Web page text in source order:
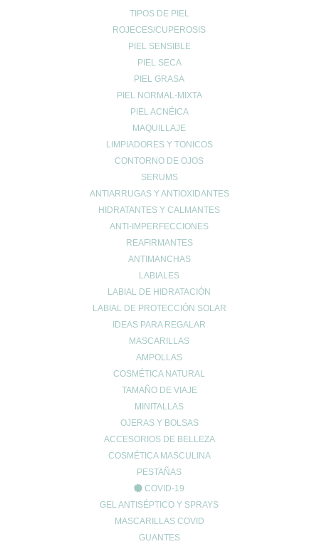
TIPOS DE PIEL
ROJECES/CUPEROSIS
PIEL SENSIBLE
PIEL SECA
PIEL GRASA
PIEL NORMAL-MIXTA
PIEL ACNÉICA
MAQUILLAJE
LIMPIADORES Y TONICOS
CONTORNO DE OJOS
SERUMS
ANTIARRUGAS Y ANTIOXIDANTES
HIDRATANTES Y CALMANTES
ANTI-IMPERFECCIONES
REAFIRMANTES
ANTIMANCHAS
LABIALES
LABIAL DE HIDRATACIÓN
LABIAL DE PROTECCIÓN SOLAR
IDEAS PARA REGALAR
MASCARILLAS
AMPOLLAS
COSMÉTICA NATURAL
TAMAÑO DE VIAJE
MINITALLAS
OJERAS Y BOLSAS
ACCESORIOS DE BELLEZA
COSMÉTICA MASCULINA
PESTAÑAS
COVID-19
GEL ANTISÉPTICO Y SPRAYS
MASCARILLAS COVID
GUANTES